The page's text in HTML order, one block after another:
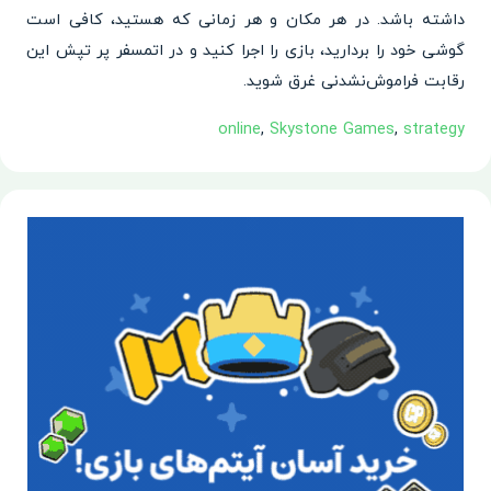
داشته باشد. در هر مکان و هر زمانی که هستید، کافی است
گوشی خود را بردارید، بازی را اجرا کنید و در اتمسفر پر تپش این
رقابت فراموش‌نشدنی غرق شوید.
online, Skystone Games, strategy